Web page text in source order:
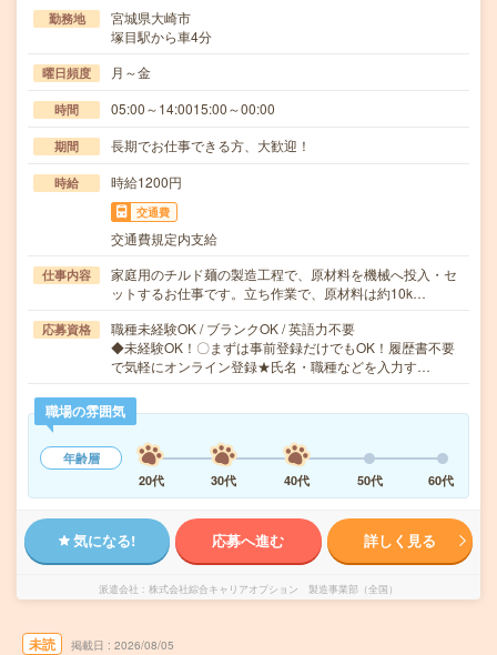
勤務地
宮城県大崎市
塚目駅から車4分
曜日頻度 月～金
時間 05:00～14:0015:00～00:00
期間 長期でお仕事できる方、大歓迎！
時給 時給1200円
交通費
交通費規定内支給
仕事内容
家庭用のチルド麺の製造工程で、原材料を機械へ投入・セ
ットするお仕事です。立ち作業で、原材料は約10k…
応募資格
職種未経験OK / ブランクOK / 英語力不要
◆未経験OK！〇まずは事前登録だけでもOK！履歴書不要
で気軽にオンライン登録★氏名・職種などを入力す…
職場の雰囲気
年齢層
20代
30代 40代 50代 60代
気になる! 応募へ進む 詳しく見る
派遣会社 株式会社綜合キャリアオプション 製造事業部（全国）
未読 掲載日 2026/08/05